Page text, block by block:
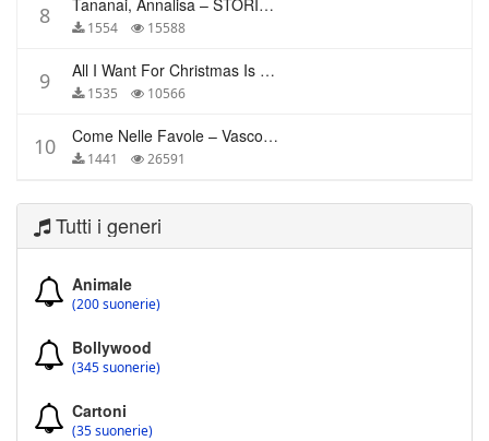
8 Tananai, Annalisa – STORIE BREVI
1554 15588
9 All I Want For Christmas Is You – Mariah Carey
1535 10566
10 Come Nelle Favole – Vasco Rossi
1441 26591
Tutti i generi
Animale
(200 suonerie)
Bollywood
(345 suonerie)
Cartoni
(35 suonerie)